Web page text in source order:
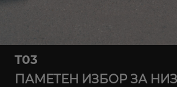
T03
ПАМЕТЕН ИЗБОР ЗА